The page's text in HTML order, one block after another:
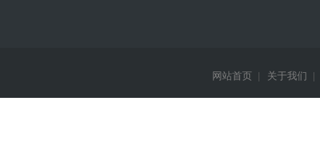
网站首页 关于我们